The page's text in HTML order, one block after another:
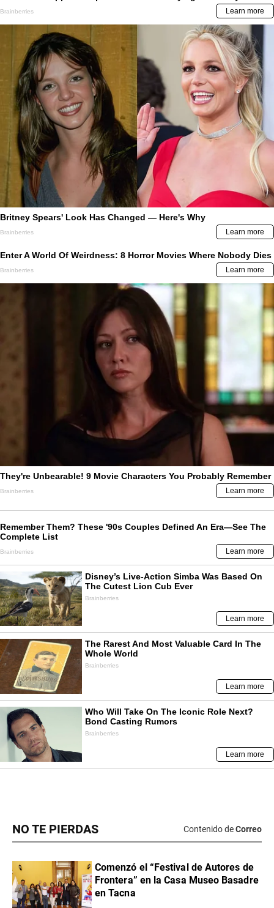
NO TE PIERDAS Contenido deCorreo
Comenzó el “Festival de Autores de
Frontera” en la Casa Museo Basadre
en Tacna